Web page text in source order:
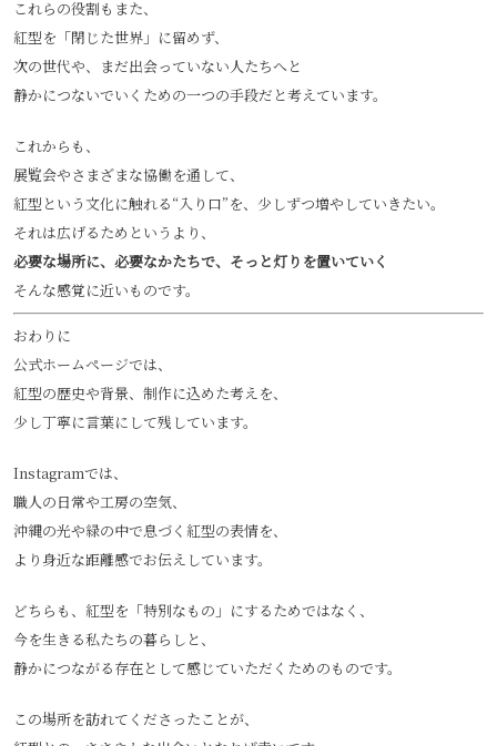
これらの役割もまた、
紅型を「閉じた世界」に留めず、
次の世代や、まだ出会っていない人たちへと
静かにつないでいくための一つの手段だと考えています。
これからも、
展覧会やさまざまな協働を通して、
紅型という文化に触れる“入り口”を、少しずつ増やしていきたい。
それは広げるためというより、
必要な場所に、必要なかたちで、そっと灯りを置いていく
そんな感覚に近いものです。
おわりに
公式ホームページでは、
紅型の歴史や背景、制作に込めた考えを、
少し丁寧に言葉にして残しています。
Instagramでは、
職人の日常や工房の空気、
沖縄の光や緑の中で息づく紅型の表情を、
より身近な距離感でお伝えしています。
どちらも、紅型を「特別なもの」にするためではなく、
今を生きる私たちの暮らしと、
静かにつながる存在として感じていただくためのものです。
この場所を訪れてくださったことが、